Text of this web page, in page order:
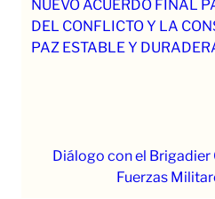
NUEVO ACUERDO FINAL
DEL CONFLICTO Y LA
PAZ ESTABLE Y
Diálogo con el Brigadier
Fuerzas